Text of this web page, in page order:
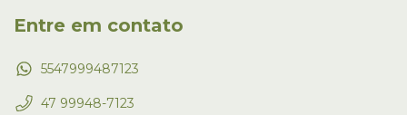
Entre em contato
5547999487123
47 99948-7123